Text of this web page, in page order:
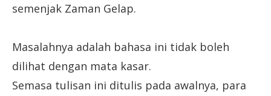
semenjak Zaman Gelap.
Masalahnya adalah bahasa ini tidak boleh
dilihat dengan mata kasar.
Semasa tulisan ini ditulis pada awalnya, para